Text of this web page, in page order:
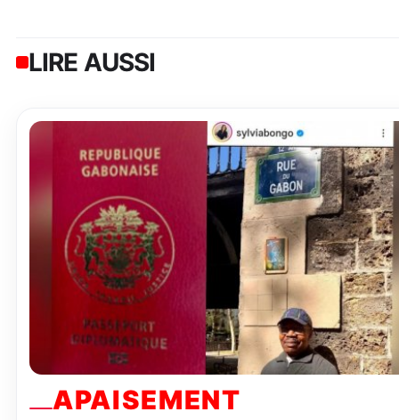
LIRE AUSSI
APAISEMENT